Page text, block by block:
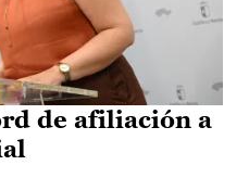
de afiliación a